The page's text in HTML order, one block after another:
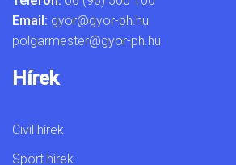
Email: gyor@gyor-ph.hu
polgarmester@gyor-ph.hu
Hírek
Civil hírek
Sport hírek